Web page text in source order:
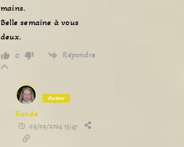
mains.
Belle semaine à vous
deux.
0 Répondre
Auteur
Renée
09/09/2024 15:47